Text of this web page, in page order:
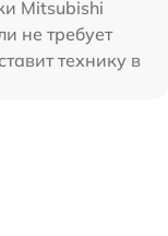
Mitsubishi
не требует
технику в